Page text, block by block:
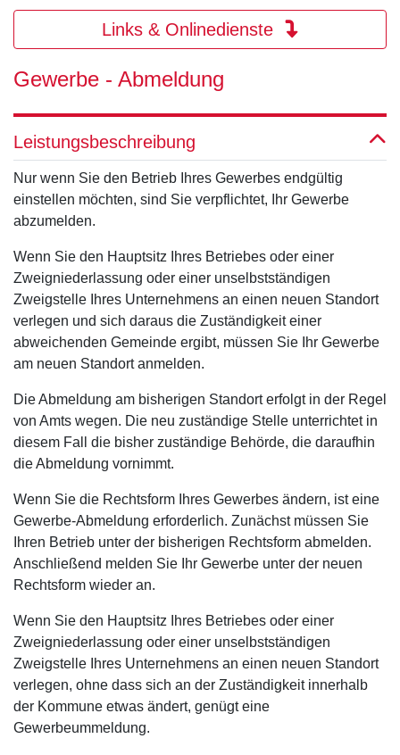
Links & Onlinedienste
Gewerbe - Abmeldung
Leistungsbeschreibung
Nur wenn Sie den Betrieb Ihres Gewerbes endgültig
einstellen möchten, sind Sie verpflichtet, Ihr Gewerbe
abzumelden.
Wenn Sie den Hauptsitz Ihres Betriebes oder einer
Zweigniederlassung oder einer unselbstständigen
Zweigstelle Ihres Unternehmens an einen neuen Standort
verlegen und sich daraus die Zuständigkeit einer
abweichenden Gemeinde ergibt, müssen Sie Ihr Gewerbe
am neuen Standort anmelden.
Die Abmeldung am bisherigen Standort erfolgt in der Regel
von Amts wegen. Die neu zuständige Stelle unterrichtet in
diesem Fall die bisher zuständige Behörde, die daraufhin
die Abmeldung vornimmt.
Wenn Sie die Rechtsform Ihres Gewerbes ändern, ist eine
Gewerbe-Abmeldung erforderlich. Zunächst müssen Sie
Ihren Betrieb unter der bisherigen Rechtsform abmelden.
Anschließend melden Sie Ihr Gewerbe unter der neuen
Rechtsform wieder an.
Wenn Sie den Hauptsitz Ihres Betriebes oder einer
Zweigniederlassung oder einer unselbstständigen
Zweigstelle Ihres Unternehmens an einen neuen Standort
verlegen, ohne dass sich an der Zuständigkeit innerhalb
der Kommune etwas ändert, genügt eine
Gewerbeummeldung.